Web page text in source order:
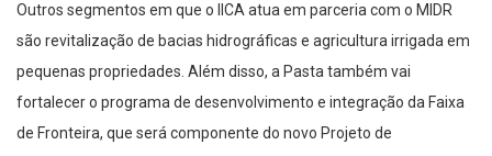
Outros segmentos em que o IICA atua em parceria com o MIDR
são revitalização de bacias hidrográficas e agricultura irrigada em
pequenas propriedades. Além disso, a Pasta também vai
fortalecer o programa de desenvolvimento e integração da Faixa
de Fronteira, que será componente do novo Projeto de